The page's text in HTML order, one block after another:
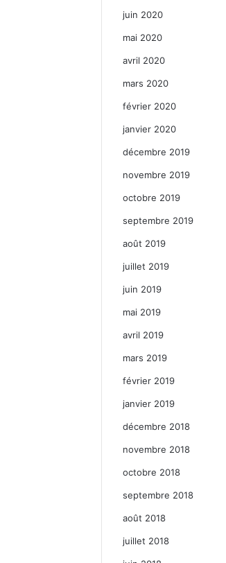
juin 2020
mai 2020
avril 2020
mars 2020
février 2020
janvier 2020
décembre 2019
novembre 2019
octobre 2019
septembre 2019
août 2019
juillet 2019
juin 2019
mai 2019
avril 2019
mars 2019
février 2019
janvier 2019
décembre 2018
novembre 2018
octobre 2018
septembre 2018
août 2018
juillet 2018